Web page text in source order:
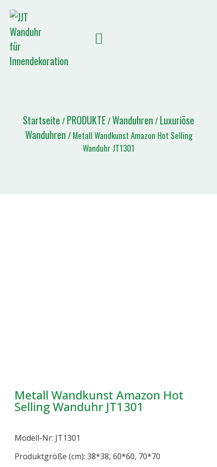
Startseite / PRODUKTE/Wanduhren / Luxuriöse
Wanduhren / Metall Wandkunst Amazon Hot Selling
Wanduhr JT1301
Metall Wandkunst Amazon Hot
Selling Wanduhr JT1301
Modell-Nr: JT1301
Produktgröße (cm): 38*38, 60*60, 70*70